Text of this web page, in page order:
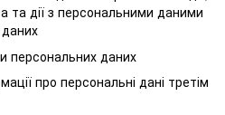
та дії з персональними даними
персональних даних
про персональні дані третім